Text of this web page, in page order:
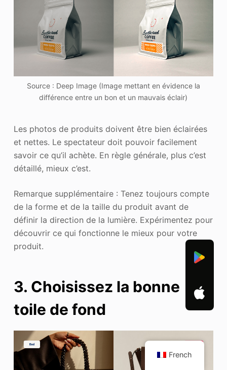
Source : Deep Image (Image mettant en évidence la
différence entre un bon et un mauvais éclair)
Les photos de produits doivent être bien éclairées
et nettes. Le spectateur doit pouvoir facilement
savoir ce qu’il achète. En règle générale, plus c’est
détaillé, mieux c’est.
Remarque supplémentaire : Tenez toujours compte
de la forme et de la taille du produit avant de
définir la direction de la lumière. Expérimentez pour
découvrir ce qui fonctionne le mieux pour votre
produit.
3. Choisissez la bonne
toile de fond
French